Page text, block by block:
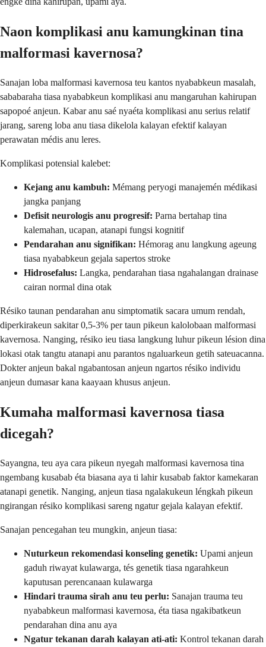
Naon komplikasi anu kamungkinan tina
malformasi kavernosa?
Sanajan loba malformasi kavernosa teu kantos nyababkeun masalah,
sababaraha tiasa nyababkeun komplikasi anu mangaruhan kahirupan
sapopoé anjeun. Kabar anu saé nyaéta komplikasi anu serius relatif
jarang, sareng loba anu tiasa dikelola kalayan efektif kalayan
perawatan médis anu leres.
Komplikasi potensial kalebet:
Kejang anu kambuh: Mémang peryogi manajemén médikasi
jangka panjang
Defisit neurologis anu progresif: Parna bertahap tina
kalemahan, ucapan, atanapi fungsi kognitif
Pendarahan anu signifikan: Hémorag anu langkung ageung
tiasa nyababkeun gejala sapertos stroke
Hidrosefalus: Langka, pendarahan tiasa ngahalangan drainase
cairan normal dina otak
Résiko taunan pendarahan anu simptomatik sacara umum rendah,
diperkirakeun sakitar 0,5-3% per taun pikeun kalolobaan malformasi
kavernosa. Nanging, résiko ieu tiasa langkung luhur pikeun lésion dina
lokasi otak tangtu atanapi anu parantos ngaluarkeun getih sateuacanna.
Dokter anjeun bakal ngabantosan anjeun ngartos résiko individu
anjeun dumasar kana kaayaan khusus anjeun.
Kumaha malformasi kavernosa tiasa
dicegah?
Sayangna, teu aya cara pikeun nyegah malformasi kavernosa tina
ngembang kusabab éta biasana aya ti lahir kusabab faktor kamekaran
atanapi genetik. Nanging, anjeun tiasa ngalakukeun léngkah pikeun
ngirangan résiko komplikasi sareng ngatur gejala kalayan efektif.
Sanajan pencegahan teu mungkin, anjeun tiasa:
Nuturkeun rekomendasi konseling genetik: Upami anjeun
gaduh riwayat kulawarga, tés genetik tiasa ngarahkeun
kaputusan perencanaan kulawarga
Hindari trauma sirah anu teu perlu: Sanajan trauma teu
nyababkeun malformasi kavernosa, éta tiasa ngakibatkeun
pendarahan dina anu aya
Ngatur tekanan darah kalayan ati-ati: Kontrol tekanan darah